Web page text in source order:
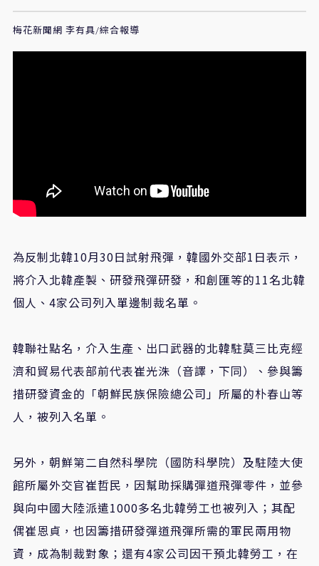
梅花新聞網 李有具/綜合報導
為反制北韓10月30日試射飛彈，韓國外交部1日表示，
將介入北韓產製、研發飛彈研發，和創匯等的11名北韓
個人、4家公司列入單邊制裁名單。
韓聯社點名，介入生產、出口武器的北韓駐莫三比克經
濟和貿易代表部前代表崔光洙（音譯，下同）、參與籌
措研發資金的「朝鮮民族保險總公司」所屬的朴春山等
人，被列入名單。
另外，朝鮮第二自然科學院（國防科學院）及駐陸大使
館所屬外交官崔哲民，因幫助採購彈道飛彈零件，並參
與向中國大陸派遣1000多名北韓勞工也被列入；其配
偶崔恩貞，也因籌措研發彈道飛彈所需的軍民兩用物
資，成為制裁對象；還有4家公司因干預北韓勞工，在